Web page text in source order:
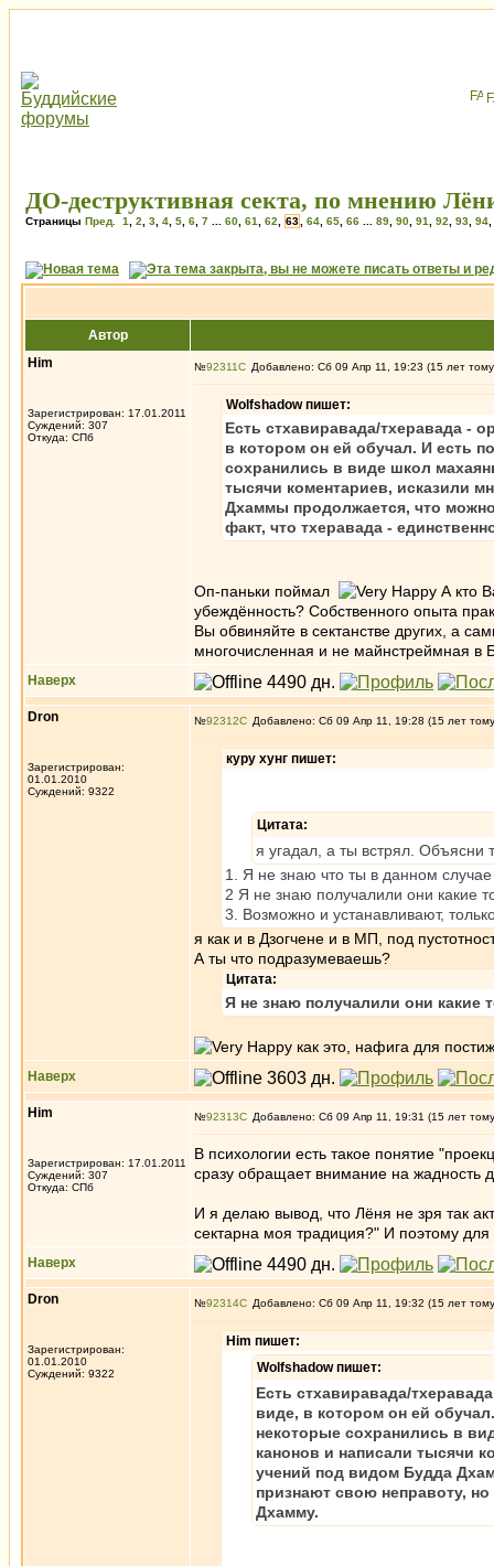
ДО-деструктивная секта, по мнению
Страницы Пред. 1 2 3 4 5 6 7 60 61 62 63 64 65 66 89 90 91 92 93 94
Автор
Him
Зарегистрирован: 17.01.2011
Суждений: 307
Откуда: СПб
№92311 Добавлено: Сб 09 Апр 11, 19:23 (15 лет
Wolfshadow пишет:
Есть стхавиравада/тхеравада -
в котором он ей обучал. И есть
сохранились в виде школ
тысячи коментариев, исказили
Дхаммы продолжается, что
факт, что тхеравада -
Оп-паньки поймал
А кто
убеждённость? Собственного опыта
Вы обвиняйте в сектанстве других, а
многочисленная и не майнстреймная в
Наверх
Dron
Зарегистрирован:
01.01.2010
Суждений: 9322
№92312 Добавлено: Сб 09 Апр 11, 19:28 (15 лет
куру хунг пишет:
Цитата:
я угадал, а ты встрял. Объясни
1. Я не знаю что ты в данном
2 Я не знаю получалили они какие
3. Возможно и устанавливают,
я как и в Дзогчене и в МП, под
А ты что подразумеваешь?
Цитата:
Я не знаю получалили они какие
как это, нафига для
Наверх
Him
Зарегистрирован: 17.01.2011
Суждений: 307
Откуда: СПб
№92313 Добавлено: Сб 09 Апр 11, 19:31 (15 лет
В психологии есть такое понятие
сразу обращает внимание на жадность
И я делаю вывод, что Лёня не зря так
сектарна моя традиция?" И поэтому для
Наверх
Dron
Зарегистрирован:
01.01.2010
Суждений: 9322
№92314 Добавлено: Сб 09 Апр 11, 19:32 (15 лет
Him пишет:
Wolfshadow пишет:
Есть стхавиравада/
виде, в котором он ей
некоторые сохранились в
канонов и написали тысячи
учений под видом Будда
признают свою неправоту,
Дхамму.